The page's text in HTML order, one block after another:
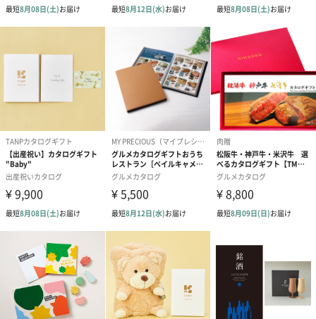
シーズンブーケ（ひま
ブーケ（ホワイトグリ
ーン）（1,650円）
ブーケ（ピン
（1,650円）
ドライフラワー・プリザーブドフラワー
自然のお花で作ったドライフラワー・プリザーブドフラワーを同
梱します。
い。パッケージに入れてお届けします。